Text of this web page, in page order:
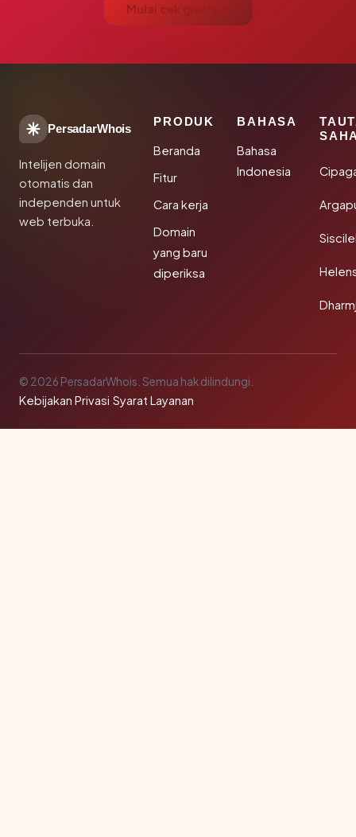
Mulai cek gratis →
PersadarWhois
Intelijen domain
otomatis dan
independen untuk
web terbuka.
PRODUK
Beranda
Fitur
Cara kerja
Domain
yang baru
diperiksa
BAHASA
Bahasa
Indonesia
© 2026 PersadarWhois. Semua hak dilindungi.
Kebijakan Privasi·Syarat Layanan